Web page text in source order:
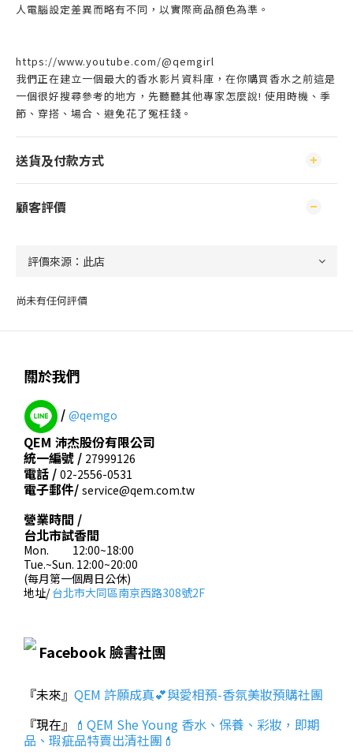
人電腦設定差異而略有不同，以實際商品顏色為準。
https://www.youtube.com/@qemgirl
我們正在建立一個最大的香水影片資料庫，在你購買香水之前這是
一個很好搜尋參考的地方，先聽聽其他專家怎麼說! 使用時機、季
節、穿搭、場合、避免花了冤枉錢。
送貨及付款方式
顧客評價
尚未有任何評價
關於我們
/ @qemgo
QEM 沛杰股份有限公司
統一編號 / 27999126
電話 / 02-2556-0531
電子郵件/ service@qem.com.tw
營業時間 /
台北市試香間
Mon. 12:00~18:00
Tue.~Sun. 12:00~20:00
(每月第一個周日公休)
地址/台北市大同區南京西路308號2F
Facebook 臉書社團
『未來』 QEM 許願成真💕與愛相預-香氛美妝預購社團
『現在』 💄QEM She Young 香水、保養、彩妝，即期
品、瑕疵品特賣出清社團💄